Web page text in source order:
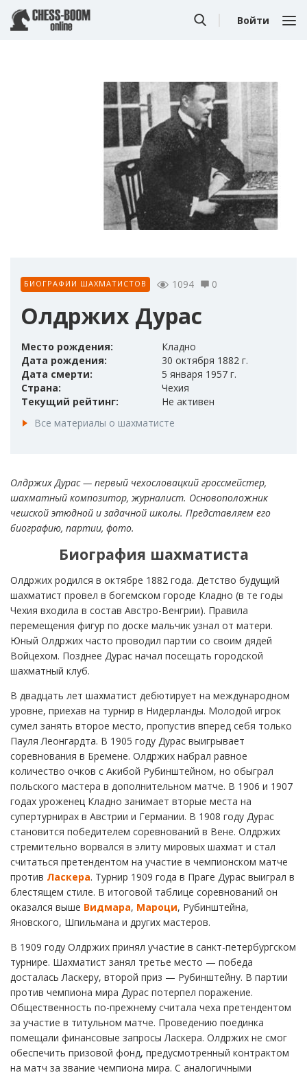
Войти
БИОГРАФИИ ШАХМАТИСТОВ 1094 0
Олдржих Дурас
Место рождения:
Кладно
Дата рождения:
30 октября 1882 г.
Дата смерти:
5 января 1957 г.
Страна:
Чехия
Текущий рейтинг:
Не активен
Все материалы о шахматисте
Олдржих Дурас — первый чехословацкий гроссмейстер,
шахматный композитор, журналист. Основоположник
чешской этюдной и задачной школы. Представляем его
биографию, партии, фото.
Биография шахматиста
Олдржих родился в октябре 1882 года. Детство будущий
шахматист провел в богемском городе Кладно (в те годы
Чехия входила в состав Австро-Венгрии). Правила
перемещения фигур по доске мальчик узнал от матери.
Юный Олдржих часто проводил партии со своим дядей
Войцехом. Позднее Дурас начал посещать городской
шахматный клуб.
В двадцать лет шахматист дебютирует на международном
уровне, приехав на турнир в Нидерланды. Молодой игрок
сумел занять второе место, пропустив вперед себя только
Пауля Леонгардта. В 1905 году Дурас выигрывает
соревнования в Бремене. Олдржих набрал равное
количество очков с Акибой Рубинштейном, но обыграл
польского мастера в дополнительном матче. В 1906 и 1907
годах уроженец Кладно занимает вторые места на
супертурнирах в Австрии и Германии. В 1908 году Дурас
становится победителем соревнований в Вене. Олдржих
стремительно ворвался в элиту мировых шахмат и стал
считаться претендентом на участие в чемпионском матче
против Ласкера. Турнир 1909 года в Праге Дурас выиграл в
блестящем стиле. В итоговой таблице соревнований он
оказался выше Видмара, Мароци, Рубинштейна,
Яновского, Шпильмана и других мастеров.
В 1909 году Олдржих принял участие в санкт-петербургском
турнире. Шахматист занял третье место — победа
досталась Ласкеру, второй приз — Рубинштейну. В партии
против чемпиона мира Дурас потерпел поражение.
Общественность по-прежнему считала чеха претендентом
за участие в титульном матче. Проведению поединка
помещали финансовые запросы Ласкера. Олдржих не смог
обеспечить призовой фонд, предусмотренный контрактом
на матч за звание чемпиона мира. С аналогичными